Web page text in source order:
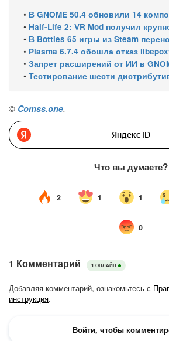
• В GNOME 50.4 обновили 14 компонентов и
• Half-Life 2: VR Mod получил крупное обновление и
• В Bottles 65 игры из Steam переносятся в
• Plasma 6.7.4 обошла отказ libepoxy при
• Запрет расширений от ИИ в GNOME не
• Тестирование шести дистрибутивов Linux на
© Comss.one.